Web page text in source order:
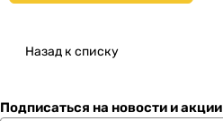
Назад к списку
Подписаться на новости и акции